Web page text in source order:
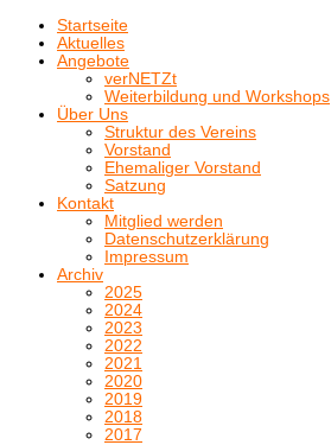
Startseite
Aktuelles
Angebote
verNETZt
Weiterbildung und Workshops
Über Uns
Struktur des Vereins
Vorstand
Ehemaliger Vorstand
Satzung
Kontakt
Mitglied werden
Datenschutzerklärung
Impressum
Archiv
2025
2024
2023
2022
2021
2020
2019
2018
2017